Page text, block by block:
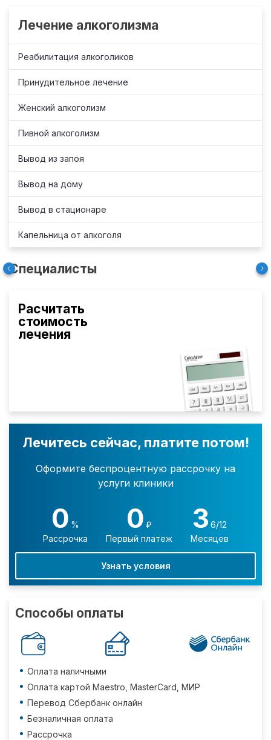
Лечение алкоголизма
Реабилитация алкоголиков
Принудительное лечение
Женский алкоголизм
Пивной алкоголизм
Вывод из запоя
Вывод на дому
Вывод в стационаре
Капельница от алкоголя
Специалисты
Расчитать
стоимость
лечения
Лечитесь сейчас, платите потом!
Оформите беспроцентную рассрочку на
услуги клиники
0 %
Рассрочка
0 ₽
Первый платеж
3 6/12
Месяцев
Узнать условия
Способы оплаты
Оплата наличными
Оплата картой Maestro, MasterCard, МИР
Перевод Сбербанк онлайн
Безналичная оплата
Рассрочка